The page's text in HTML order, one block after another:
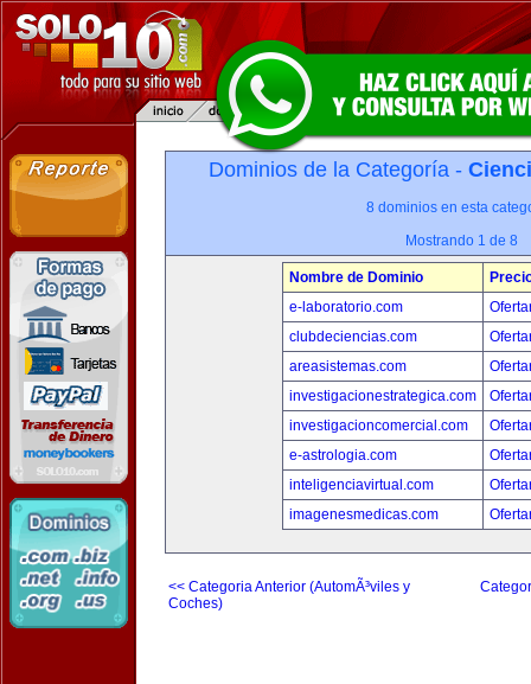
Dominios de la Categoría -
8 dominios en esta
Mostrando 1 de 8
Nombre de Dominio
e-laboratorio.com
clubdeciencias.com
areasistemas.com
investigacionestrategica.com
investigacioncomercial.com
e-astrologia.com
inteligenciavirtual.com
imagenesmedicas.com
<< Categoria Anterior (AutomÃ³viles y
Coches)